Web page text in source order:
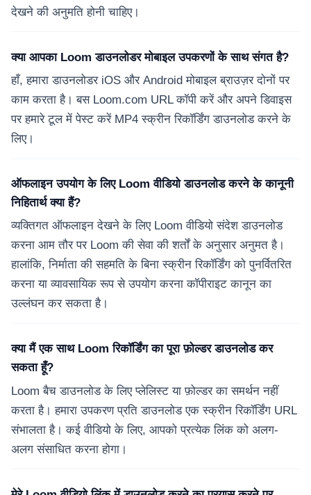
देखने की अनुमति होनी चाहिए।
क्या आपका Loom डाउनलोडर मोबाइल उपकरणों के साथ संगत है?
हाँ, हमारा डाउनलोडर iOS और Android मोबाइल ब्राउज़र दोनों पर
काम करता है। बस Loom.com URL कॉपी करें और अपने डिवाइस
पर हमारे टूल में पेस्ट करें MP4 स्क्रीन रिकॉर्डिंग डाउनलोड करने के
लिए।
ऑफलाइन उपयोग के लिए Loom वीडियो डाउनलोड करने के कानूनी
निहितार्थ क्या हैं?
व्यक्तिगत ऑफलाइन देखने के लिए Loom वीडियो संदेश डाउनलोड
करना आम तौर पर Loom की सेवा की शर्तों के अनुसार अनुमत है।
हालांकि, निर्माता की सहमति के बिना स्क्रीन रिकॉर्डिंग को पुनर्वितरित
करना या व्यावसायिक रूप से उपयोग करना कॉपीराइट कानून का
उल्लंघन कर सकता है।
क्या मैं एक साथ Loom रिकॉर्डिंग का पूरा फ़ोल्डर डाउनलोड कर
सकता हूँ?
Loom बैच डाउनलोड के लिए प्लेलिस्ट या फ़ोल्डर का समर्थन नहीं
करता है। हमारा उपकरण प्रति डाउनलोड एक स्क्रीन रिकॉर्डिंग URL
संभालता है। कई वीडियो के लिए, आपको प्रत्येक लिंक को अलग-
अलग संसाधित करना होगा।